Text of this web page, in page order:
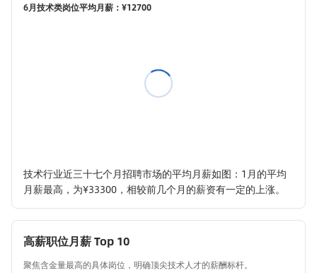
6月技术类岗位平均月薪：¥12700
技术行业近三十七个月招聘市场的平均月薪如图：1月的平均
月薪最高，为¥33300，相较前几个月的薪资有一定的上涨。
高薪职位月薪 Top 10
聚焦含金量最高的具体岗位，明确顶尖技术人才的薪酬标杆。